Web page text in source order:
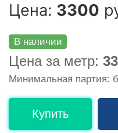
Цена: 3300
В наличии
Цена за метр: 33
Минимальная партия:
Купить